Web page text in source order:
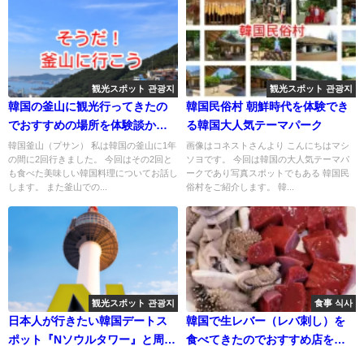
観光スポット 관광지
韓国の釜山に観光行ってきたの
でおすすめの場所を体験談から
教える
韓国釜山（プサン） 私は韓国の釜山に1年
の間に2回行きました。 今回はその2回と
も食べた美味しい韓国料理についてお話し
します。 また釜山での...
観光スポット 관광지
韓国民俗村 朝鮮時代を体験でき
る韓国大人気テーマパーク
画像はコネストさんより こんにちはマシ
ソヨです。 今回は韓国の大人気テーマパ
ークであり写真スポットでもある 韓国民
俗村をご紹介します。 韓...
観光スポット 관광지
日本人が行きたい韓国デートス
ポット『Nソウルタワー』と周辺
食事 식사
韓国で生レバー（レバ刺し）を
食べてきたのでおすすめ店を教